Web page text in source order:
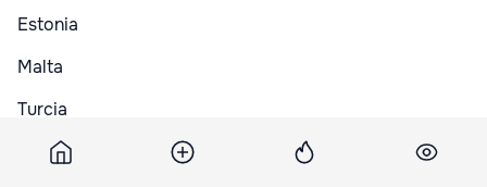
Estonia
Malta
Turcia
Albania